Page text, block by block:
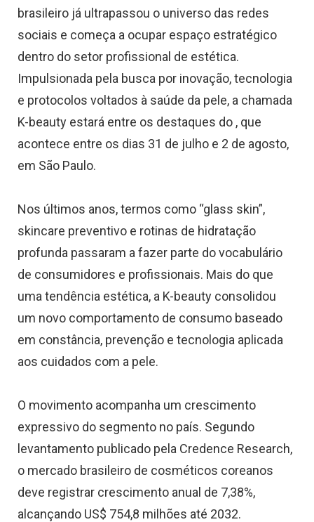
brasileiro já ultrapassou o universo das redes
sociais e começa a ocupar espaço estratégico
dentro do setor profissional de estética.
Impulsionada pela busca por inovação, tecnologia
e protocolos voltados à saúde da pele, a chamada
K-beauty estará entre os destaques do , que
acontece entre os dias 31 de julho e 2 de agosto,
em São Paulo.
Nos últimos anos, termos como “glass skin”,
skincare preventivo e rotinas de hidratação
profunda passaram a fazer parte do vocabulário
de consumidores e profissionais. Mais do que
uma tendência estética, a K-beauty consolidou
um novo comportamento de consumo baseado
em constância, prevenção e tecnologia aplicada
aos cuidados com a pele.
O movimento acompanha um crescimento
expressivo do segmento no país. Segundo
levantamento publicado pela Credence Research,
o mercado brasileiro de cosméticos coreanos
deve registrar crescimento anual de 7,38%,
alcançando US$ 754,8 milhões até 2032.